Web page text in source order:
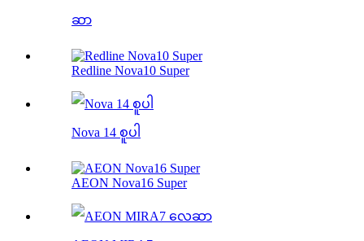
ဆာ
Redline Nova10 Super
Nova 14 စူပါ
AEON Nova16 Super